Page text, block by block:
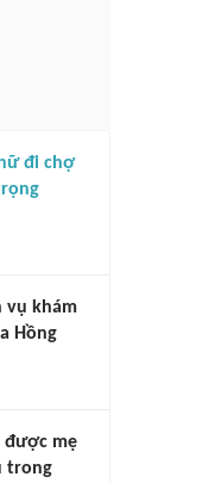
đi chợ
vụ khám
Hồng
được mẹ
trong